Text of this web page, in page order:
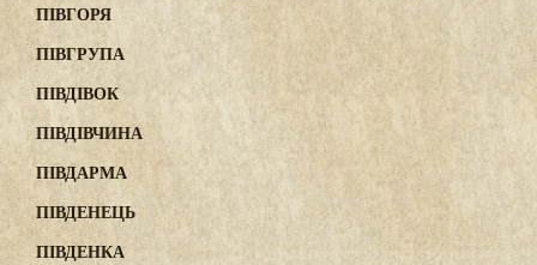
ПІВГОРЯ
ПІВГРУПА
ПІВДІВОК
ПІВДІВЧИНА
ПІВДАРМА
ПІВДЕНЕЦЬ
ПІВДЕНКА